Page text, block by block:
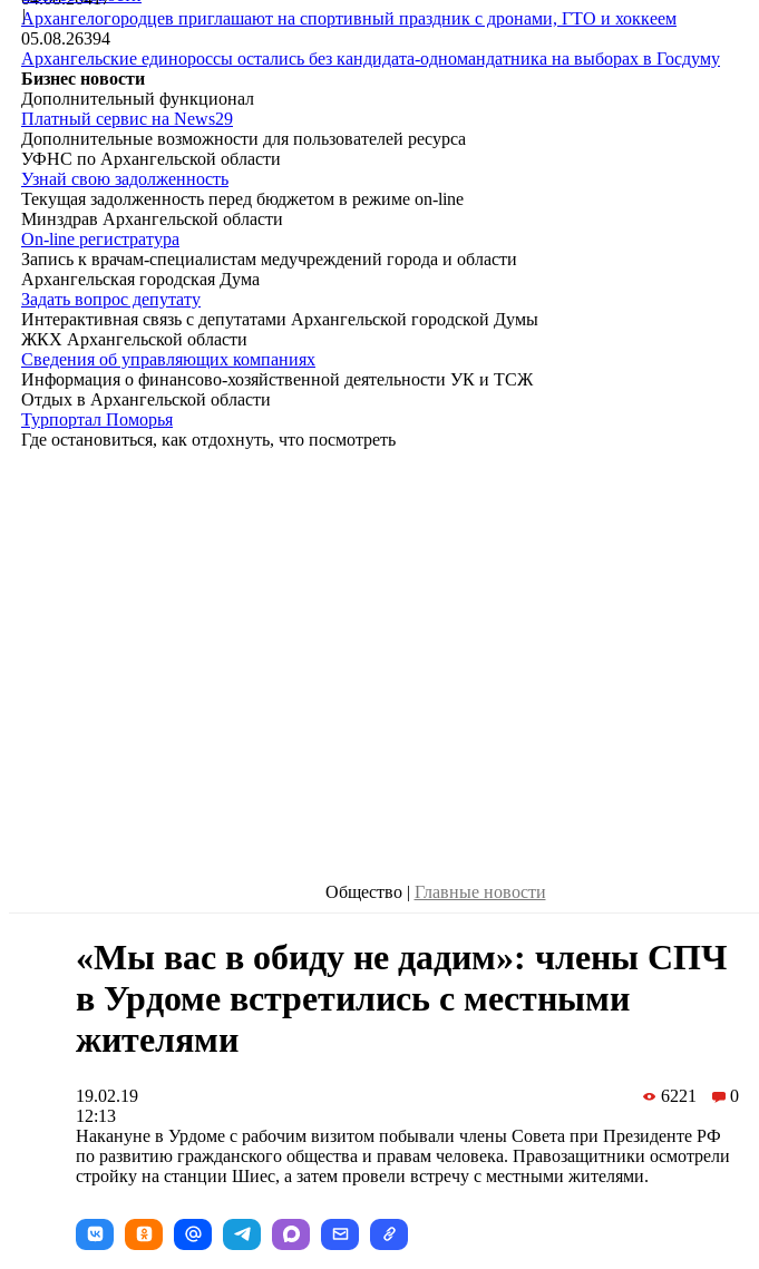
|Архангелогородцев приглашают на спортивный праздник с дронами, ГТО и хоккеем
05.08.26394
Архангельские единороссы остались без кандидата-одномандатника на выборах в Госдуму
Бизнес новости
Дополнительный функционал
Платный сервис на News29
Дополнительные возможности для пользователей ресурса
УФНС по Архангельской области
Узнай свою задолженность
Текущая задолженность перед бюджетом в режиме on-line
Минздрав Архангельской области
On-line регистратура
Запись к врачам-специалистам медучреждений города и области
Архангельская городская Дума
Задать вопрос депутату
Интерактивная связь с депутатами Архангельской городской Думы
ЖКХ Архангельской области
Сведения об управляющих компаниях
Информация о финансово-хозяйственной деятельности УК и ТСЖ
Отдых в Архангельской области
Турпортал Поморья
Где остановиться, как отдохнуть, что посмотреть
Общество | Главные новости
«Мы вас в обиду не дадим»: члены СПЧ
в Урдоме встретились с местными
жителями
19.02.19
12:13
6221 0
Накануне в Урдоме с рабочим визитом побывали члены Совета при Президенте РФ
по развитию гражданского общества и правам человека. Правозащитники осмотрели
стройку на станции Шиес, а затем провели встречу с местными жителями.